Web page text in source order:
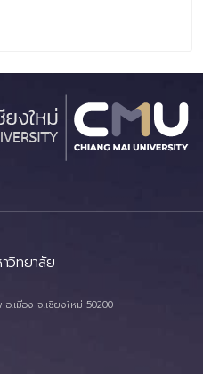
วิทยาลัย
.เมือง จ.เชียงใหม่ 50200